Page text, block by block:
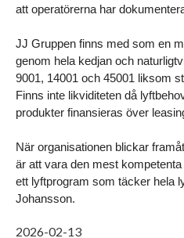
att operatörerna har
JJ Gruppen finns med som en
genom hela kedjan och
9001, 14001 och 45001 liksom
Finns inte likviditeten då
produkter finansieras över
När organisationen blickar
är att vara den mest
ett lyftprogram som täcker hela
Johansson.
2026-02-13